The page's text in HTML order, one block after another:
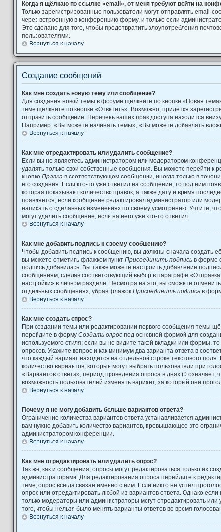
Когда я щёлкаю по ссылке «email», от меня требуют войти на
Только зарегистрированные пользователи могут отправлять email-
через встроенную в конференцию форму, и только если
Это сделано для того, чтобы предотвратить злоупотребления
пользователями.
Вернуться к началу
Создание сообщений
Как мне создать новую тему или сообщение?
Для создания новой темы в форуме щёлкните по кнопке «Новая
теме щёлкните по кнопке «Ответить». Возможно, придётся
отправить сообщение. Перечень ваших прав доступа находится
Например: «Вы можете начинать темы», «Вы можете добавлять
Вернуться к началу
Как мне отредактировать или удалить сообщение?
Если вы не являетесь администратором или модератором
удалять только свои собственные сообщения. Вы можете перейти к
кнопке Правка в соответствующем сообщении, иногда только в
его создания. Если кто-то уже ответил на сообщение, то под ним
которая показывает количество правок, а также дату и время
появляется, если сообщение редактировал администратор или
написать о сделанных изменениях по своему усмотрению. Учтите,
могут удалить сообщение, если на него уже кто-то ответил.
Вернуться к началу
Как мне добавить подпись к своему сообщению?
Чтобы добавить подпись к сообщению, вы должны сначала создать
вы можете отметить флажком пункт Присоединить подпись в форме
подпись добавилась. Вы также можете настроить добавление
сообщениям, сделав соответствующий выбор в параграфе
настройки» в личном разделе. Несмотря на это, вы сможете
отдельных сообщениях, убрав флажок Присоединить подпись в
Вернуться к началу
Как мне создать опрос?
При создании темы или редактировании первого сообщения темы
перейдите в форму Создать опрос под основной формой для
используемого стиля; если вы не видите такой вкладки или формы,
опросов. Укажите вопрос и как минимум два варианта ответа в
что каждый вариант находится на отдельной строке текстового
количество вариантов, которые могут выбрать пользователи при
«Вариантов ответа», период проведения опроса в днях (0 означает,
возможность пользователей изменять вариант, за который они
Вернуться к началу
Почему я не могу добавить больше вариантов ответа?
Ограничение количества вариантов ответа устанавливается
вам нужно добавить количество вариантов, превышающее это
администратором конференции.
Вернуться к началу
Как мне отредактировать или удалить опрос?
Так же, как и сообщения, опросы могут редактироваться только их
администраторами. Для редактирования опроса перейдите к
теме; опрос всегда связан именно с ним. Если никто не успел
опрос или отредактировать любой из вариантов ответа. Однако если
только модераторы или администраторы могут отредактировать или
того, чтобы нельзя было менять варианты ответов во время
Вернуться к началу